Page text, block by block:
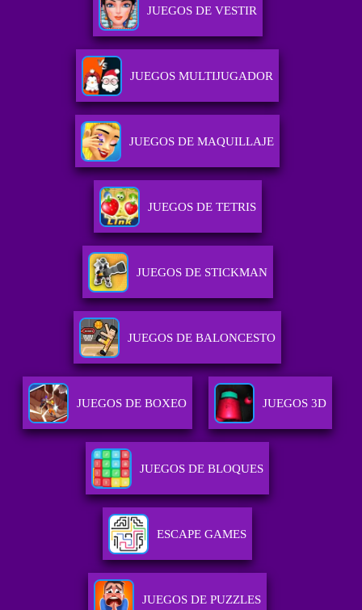
JUEGOS DE VESTIR
JUEGOS MULTIJUGADOR
JUEGOS DE MAQUILLAJE
JUEGOS DE TETRIS
JUEGOS DE STICKMAN
JUEGOS DE BALONCESTO
JUEGOS DE BOXEO JUEGOS 3D
JUEGOS DE BLOQUES
ESCAPE GAMES
JUEGOS DE PUZZLES